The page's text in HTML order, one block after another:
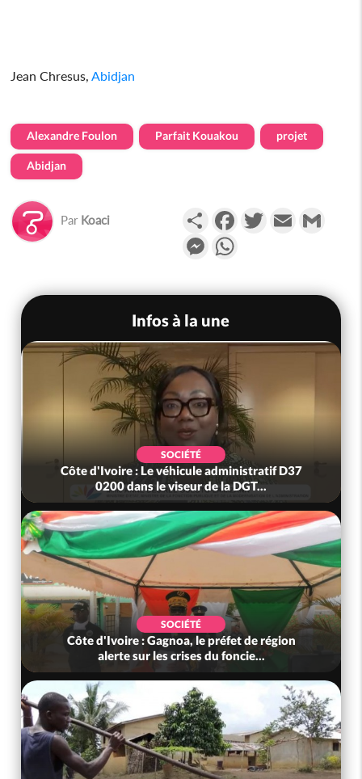
Jean Chresus, Abidjan
Alexandre Foulon Parfait Kouakou projet
Abidjan
Par Koaci PartagerFacebookTwitterEmail
Messenger
Infos à la une
SOCIÉTÉ
Côte d'Ivoire : Le véhicule administratif D37
0200 dans le viseur de la DGT...
SOCIÉTÉ
Côte d'Ivoire : Gagnoa, le préfet de région
alerte sur les crises du foncie...